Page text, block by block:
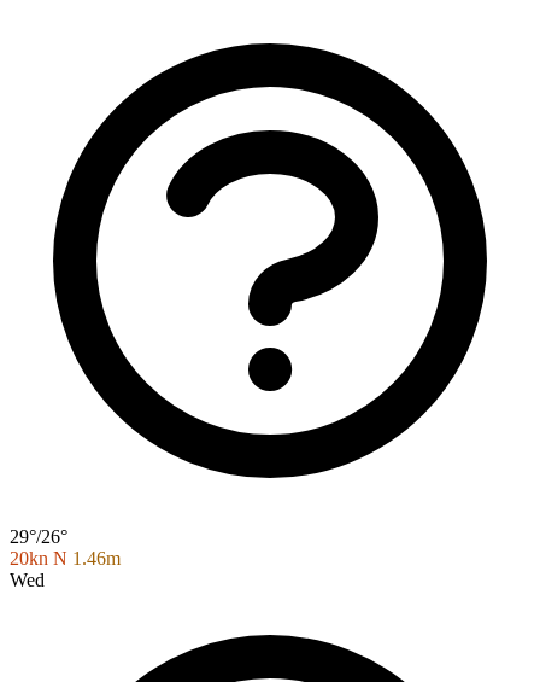
29°/26°
20kn N 1.46m
Wed